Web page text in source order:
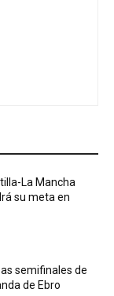
La Mancha
su meta en
semifinales de
de Ebro